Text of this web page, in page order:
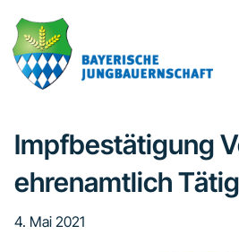
Inhalt
springen
Seitenspalte
springen
Fußzeile
springen
Impfbestätigung
ehrenamtlich
4. Mai 2021